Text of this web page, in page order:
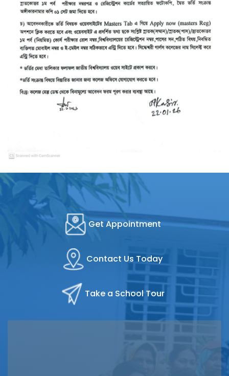
Get Appointment
Contact Us Today
Take a School Tour